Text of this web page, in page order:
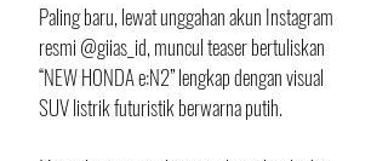
Paling baru, lewat unggahan akun Instagram
resmi @giias_id, muncul teaser bertuliskan
“NEW HONDA e:N2” lengkap dengan visual
SUV listrik futuristik berwarna putih.